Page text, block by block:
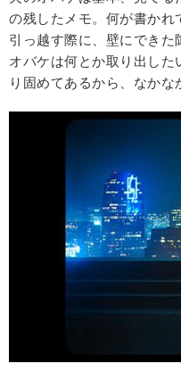
の残したメモ。何が書か
引っ越す際に、壁にでき
オバケは何とか取り出し
り固めてあるから、なか